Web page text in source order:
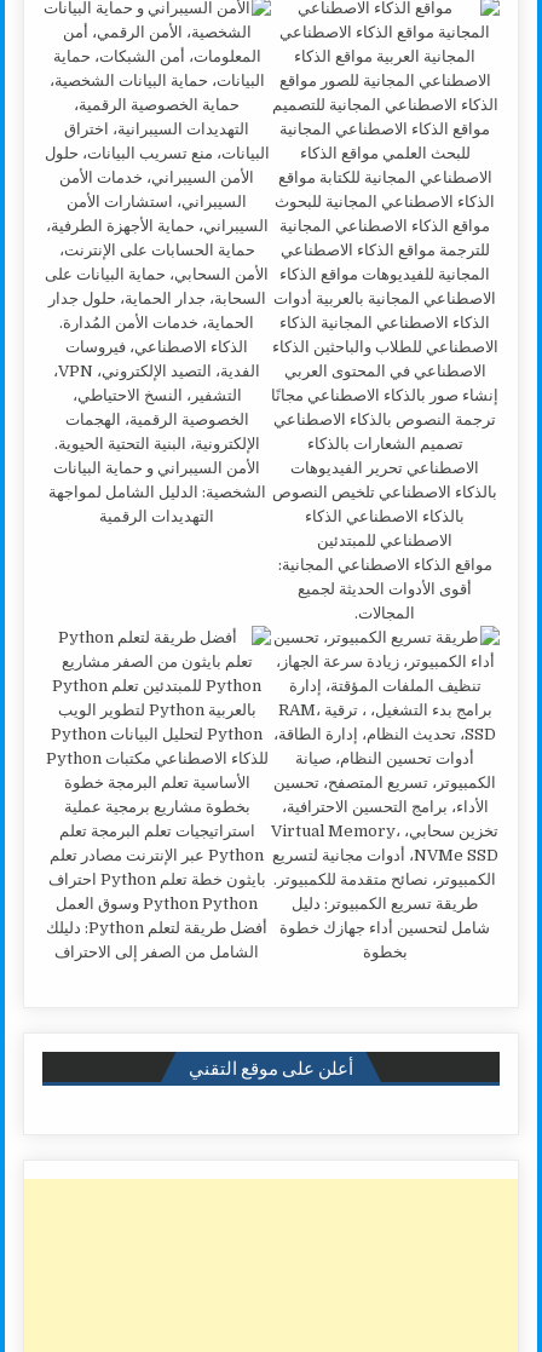
مواقع الذكاء الاصطناعي المجانية:
أقوى الأدوات الحديثة لجميع
المجالات.
الأمن السيبراني و حماية البيانات
الشخصية: الدليل الشامل لمواجهة
التهديدات الرقمية
طريقة تسريع الكمبيوتر: دليل
شامل لتحسين أداء جهازك خطوة
بخطوة
أفضل طريقة لتعلم Python: دليلك
الشامل من الصفر إلى الاحتراف
أعلن على موقع التقني